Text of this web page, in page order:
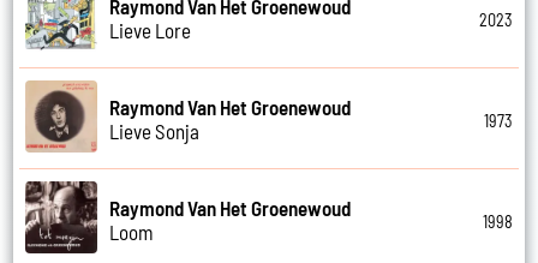
Raymond Van Het Groenewoud
Lieve Lore
2023
Raymond Van Het Groenewoud
Lieve Sonja
1973
Raymond Van Het Groenewoud
Loom
1998